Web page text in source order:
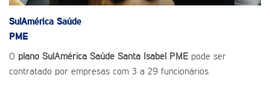
SulAmérica Saúde
PME
O plano SulAmérica Saúde Santa Isabel PME pode ser
contratado por empresas com 3 a 29 funcionários.